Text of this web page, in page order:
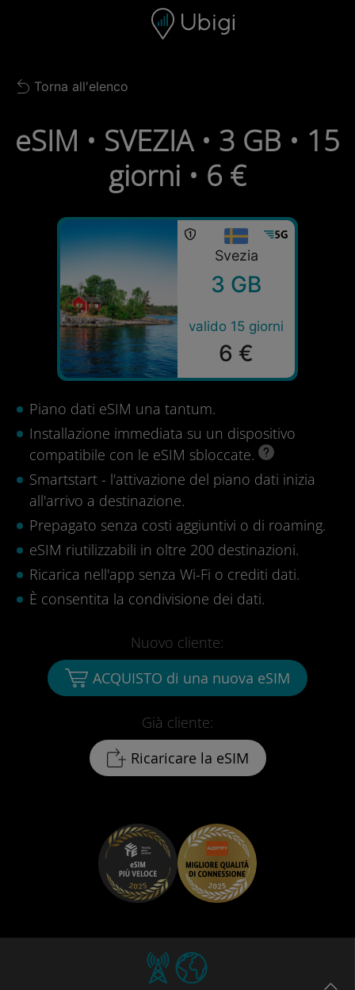
Barra di navigazione
Back to list
Torna all'elenco
eSIM • SVEZIA • 3 GB • 15
giorni • 6 €
Svezia
3 GB
valido 15 giorni
6 €
Piano dati eSIM una tantum.
Installazione immediata su un dispositivo
compatibile con le eSIM sbloccate.
Smartstart - l'attivazione del piano dati inizia
all'arrivo a destinazione.
Prepagato senza costi aggiuntivi o di roaming.
eSIM riutilizzabili in oltre 200 destinazioni.
Ricarica nell'app senza Wi-Fi o crediti dati.
È consentita la condivisione dei dati.
Già cliente:
Ricaricare la eSIM
Nuovo cliente:
ACQUISTO di una nuova eSIM